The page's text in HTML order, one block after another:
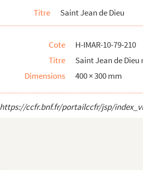
théologie
Titre Saint Jean de Dieu
Cote
H-IMAR-10-79-210
Titre
Saint Jean de
Dimensions
400 × 300 mm
https://ccfr.bnf.fr/portailccfr/jsp/